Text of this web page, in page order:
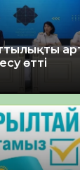
өтті